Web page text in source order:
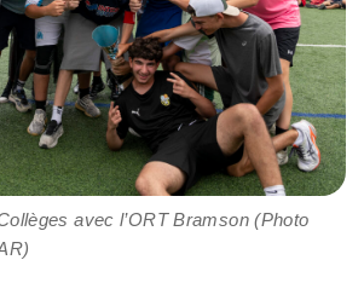
avec l’ORT Bramson (Photo